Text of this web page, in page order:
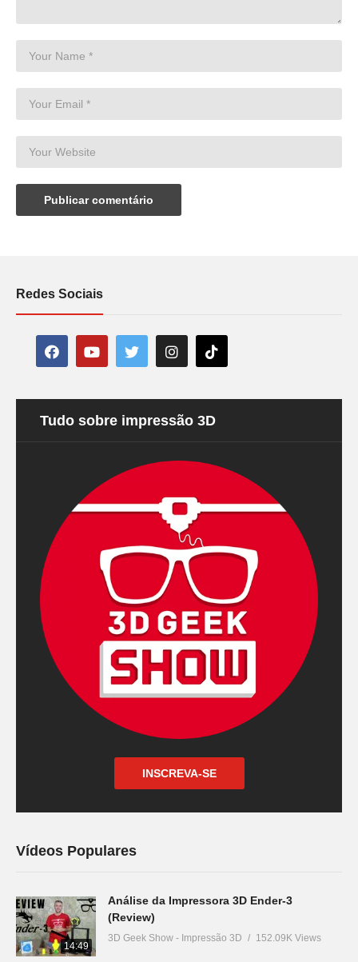
Redes Sociais
Tudo sobre impressão 3D
INSCREVA-SE
Vídeos Populares
14:49
Análise da Impressora 3D Ender-3
(Review)
3D Geek Show - Impressão 3D 152.09K Views